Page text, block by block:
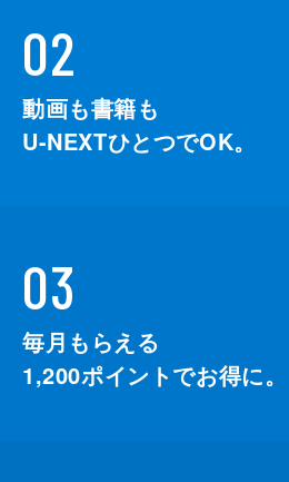
02
動画も書籍も
U-NEXTひとつでOK。
03
毎月もらえる
1,200ポイントでお得に。